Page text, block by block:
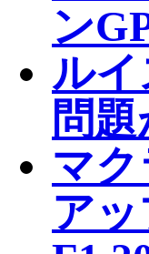
ン
ル
問
マ
ア